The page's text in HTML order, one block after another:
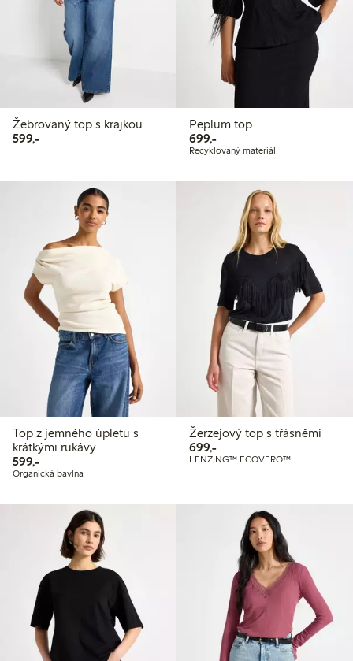
Žebrovaný top s krajkou
599,-599,00 Kč
Peplum top
699,-699,00 Kč
Recyklovaný materiál
Top z jemného úpletu s
krátkými rukávy
599,-599,00 Kč
Organická bavlna
Žerzejový top s třásněmi
699,-699,00 Kč
LENZING™ ECOVERO™